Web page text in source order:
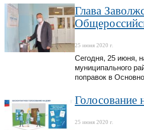
Глава
25 июня 2020 г.
Сегодня, 25 июня,
муниципального
поправок в
Голосование
25 июня 2020 г.